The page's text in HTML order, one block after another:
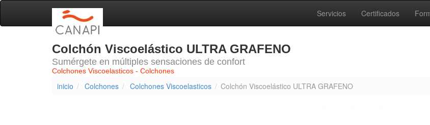
Servicios Certificados
Colchón Viscoelástico ULTRA GRAFENO
Sumérgete en múltiples sensaciones de confort
Colchones Viscoelasticos - Colchones
inicio Colchones Colchones Viscoelasticos Colchón Viscoelástico ULTRA GRAFENO